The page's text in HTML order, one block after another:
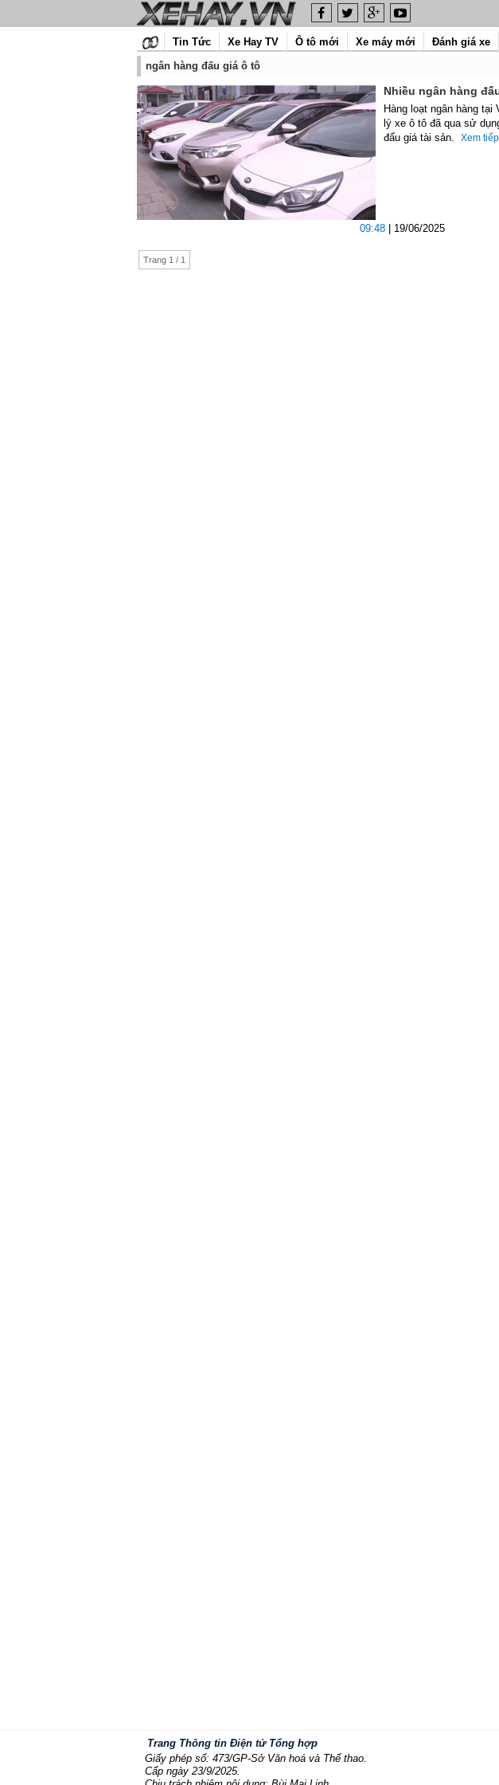
Tin Tức Xe Hay TV Ô tô mới Xe máy mới Đánh giá xe
ngân hàng đấu giá ô tô
Nhiều ngân hàng
09:48 | 19/06/2025
Hàng loạt ngân hàng tại
lý xe ô tô đã qua sử
đấu giá tài sản. Xem tiếp
Trang 1 / 1
Trang Thông tin Điện tử Tổng hợp
Giấy phép số: 473/GP-Sở Văn hoá và Thể thao.
Cấp ngày 23/9/2025.